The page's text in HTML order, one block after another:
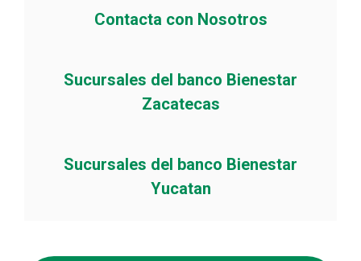
Contacta con Nosotros
Sucursales del banco Bienestar
Zacatecas
Sucursales del banco Bienestar
Yucatan